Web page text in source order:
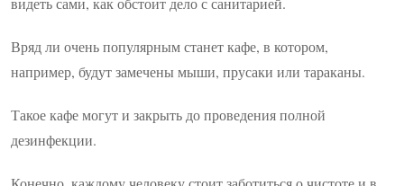
Вряд ли очень популярным станет кафе, в котором,
например, будут замечены мыши, прусаки или тараканы.
Такое кафе могут и закрыть до проведения полной
дезинфекции.